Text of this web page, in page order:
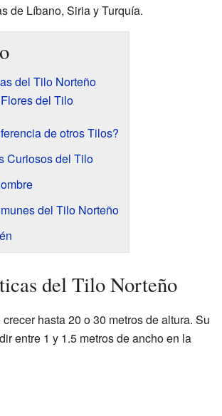
de Líbano, Siria y Turquía.
del Tilo Norteño
del Tilo
de otros Tilos?
Curiosos del Tilo
del Tilo Norteño
del Tilo Norteño
hasta 20 o 30 metros de altura. Su
entre 1 y 1.5 metros de ancho en la